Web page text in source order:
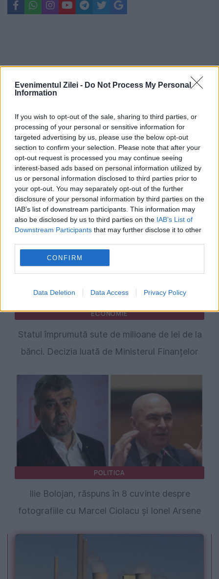
Evenimentul Zilei - Do Not Process My Personal
Information
If you wish to opt-out of the sale, sharing to third parties, or
processing of your personal or sensitive information for
targeted advertising by us, please use the below opt-out
section to confirm your selection. Please note that after your
opt-out request is processed you may continue seeing
interest-based ads based on personal information utilized by
us or personal information disclosed to third parties prior to
your opt-out. You may separately opt-out of the further
disclosure of your personal information by third parties on the
IAB’s list of downstream participants. This information may
also be disclosed by us to third parties on the IAB’s List of
Downstream Participants that may further disclose it to other
CONFIRM
Data Deletion Data Access Privacy Policy
Recomandările noastre
ECONOMIE
Statul împrumută sute de milioane de lei de la
bănci. Decizia luată de Ministerul Finanțelor
POLITICA
Ilie Bolojan, răspuns în 8 cuvinte despre
fotografiile cu Marcel Ciolacu și Ionel Arsene